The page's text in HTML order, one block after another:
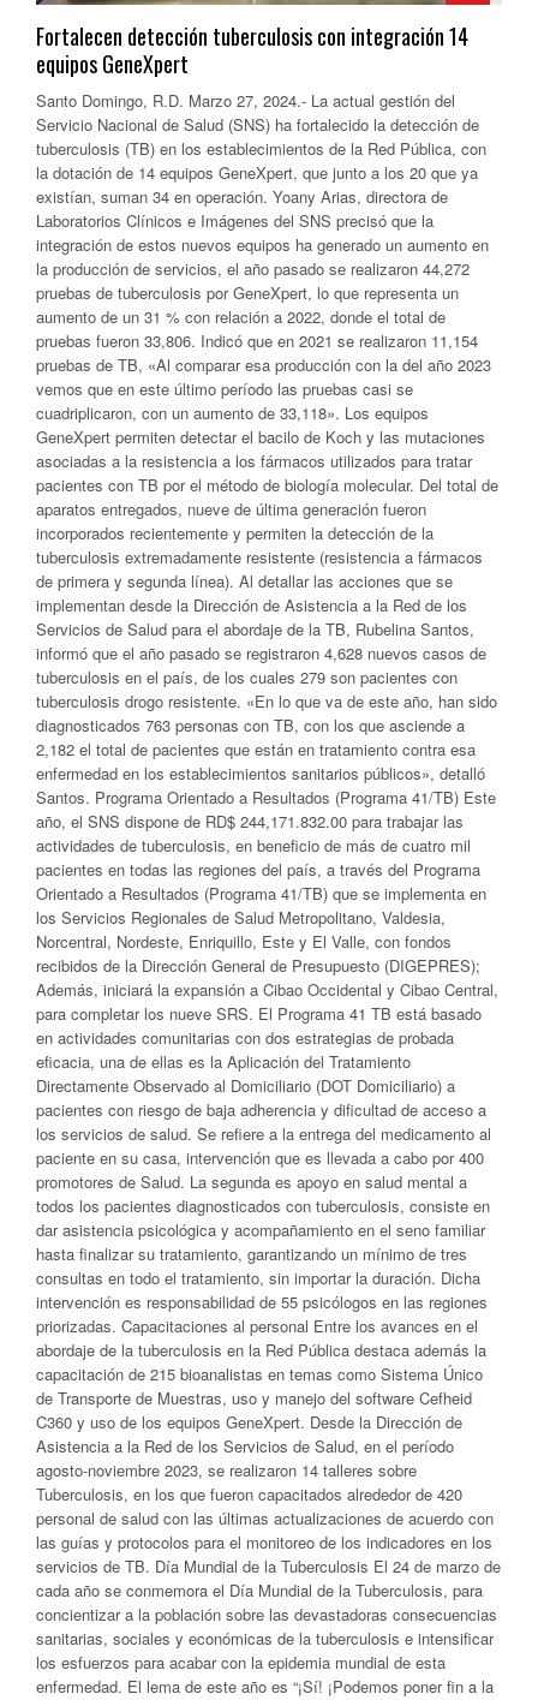
Fortalecen detección tuberculosis con integración 14
equipos GeneXpert
Santo Domingo, R.D. Marzo 27, 2024.- La actual gestión del
Servicio Nacional de Salud (SNS) ha fortalecido la detección de
tuberculosis (TB) en los establecimientos de la Red Pública, con
la dotación de 14 equipos GeneXpert, que junto a los 20 que ya
existían, suman 34 en operación. Yoany Arias, directora de
Laboratorios Clínicos e Imágenes del SNS precisó que la
integración de estos nuevos equipos ha generado un aumento en
la producción de servicios, el año pasado se realizaron 44,272
pruebas de tuberculosis por GeneXpert, lo que representa un
aumento de un 31 % con relación a 2022, donde el total de
pruebas fueron 33,806. Indicó que en 2021 se realizaron 11,154
pruebas de TB, «Al comparar esa producción con la del año 2023
vemos que en este último período las pruebas casi se
cuadriplicaron, con un aumento de 33,118». Los equipos
GeneXpert permiten detectar el bacilo de Koch y las mutaciones
asociadas a la resistencia a los fármacos utilizados para tratar
pacientes con TB por el método de biología molecular. Del total de
aparatos entregados, nueve de última generación fueron
incorporados recientemente y permiten la detección de la
tuberculosis extremadamente resistente (resistencia a fármacos
de primera y segunda línea). Al detallar las acciones que se
implementan desde la Dirección de Asistencia a la Red de los
Servicios de Salud para el abordaje de la TB, Rubelina Santos,
informó que el año pasado se registraron 4,628 nuevos casos de
tuberculosis en el país, de los cuales 279 son pacientes con
tuberculosis drogo resistente. «En lo que va de este año, han sido
diagnosticados 763 personas con TB, con los que asciende a
2,182 el total de pacientes que están en tratamiento contra esa
enfermedad en los establecimientos sanitarios públicos», detalló
Santos. Programa Orientado a Resultados (Programa 41/TB) Este
año, el SNS dispone de RD$ 244,171.832.00 para trabajar las
actividades de tuberculosis, en beneficio de más de cuatro mil
pacientes en todas las regiones del país, a través del Programa
Orientado a Resultados (Programa 41/TB) que se implementa en
los Servicios Regionales de Salud Metropolitano, Valdesia,
Norcentral, Nordeste, Enriquillo, Este y El Valle, con fondos
recibidos de la Dirección General de Presupuesto (DIGEPRES);
Además, iniciará la expansión a Cibao Occidental y Cibao Central,
para completar los nueve SRS. El Programa 41 TB está basado
en actividades comunitarias con dos estrategias de probada
eficacia, una de ellas es la Aplicación del Tratamiento
Directamente Observado al Domiciliario (DOT Domiciliario) a
pacientes con riesgo de baja adherencia y dificultad de acceso a
los servicios de salud. Se refiere a la entrega del medicamento al
paciente en su casa, intervención que es llevada a cabo por 400
promotores de Salud. La segunda es apoyo en salud mental a
todos los pacientes diagnosticados con tuberculosis, consiste en
dar asistencia psicológica y acompañamiento en el seno familiar
hasta finalizar su tratamiento, garantizando un mínimo de tres
consultas en todo el tratamiento, sin importar la duración. Dicha
intervención es responsabilidad de 55 psicólogos en las regiones
priorizadas. Capacitaciones al personal Entre los avances en el
abordaje de la tuberculosis en la Red Pública destaca además la
capacitación de 215 bioanalistas en temas como Sistema Único
de Transporte de Muestras, uso y manejo del software Cefheid
C360 y uso de los equipos GeneXpert. Desde la Dirección de
Asistencia a la Red de los Servicios de Salud, en el período
agosto-noviembre 2023, se realizaron 14 talleres sobre
Tuberculosis, en los que fueron capacitados alrededor de 420
personal de salud con las últimas actualizaciones de acuerdo con
las guías y protocolos para el monitoreo de los indicadores en los
servicios de TB. Día Mundial de la Tuberculosis El 24 de marzo de
cada año se conmemora el Día Mundial de la Tuberculosis, para
concientizar a la población sobre las devastadoras consecuencias
sanitarias, sociales y económicas de la tuberculosis e intensificar
los esfuerzos para acabar con la epidemia mundial de esta
enfermedad. El lema de este año es “¡Sí! ¡Podemos poner fin a la